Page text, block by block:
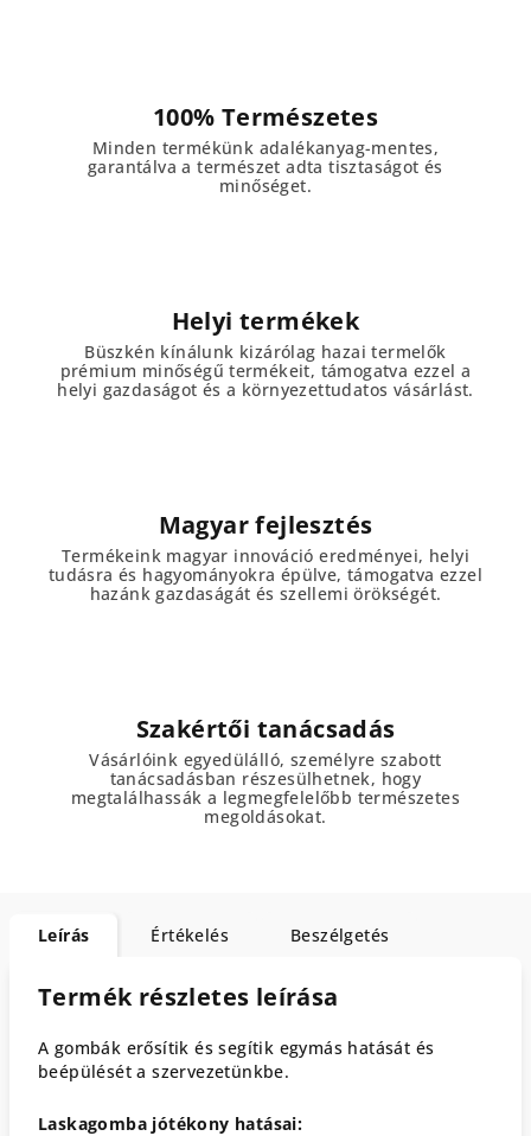
100% Természetes
Minden termékünk adalékanyag-mentes,
garantálva a természet adta tisztaságot és
minőséget.
Helyi termékek
Büszkén kínálunk kizárólag hazai termelők
prémium minőségű termékeit, támogatva ezzel a
helyi gazdaságot és a környezettudatos vásárlást.
Magyar fejlesztés
Termékeink magyar innováció eredményei, helyi
tudásra és hagyományokra épülve, támogatva ezzel
hazánk gazdaságát és szellemi örökségét.
Szakértői tanácsadás
Vásárlóink egyedülálló, személyre szabott
tanácsadásban részesülhetnek, hogy
megtalálhassák a legmegfelelőbb természetes
megoldásokat.
Leírás Értékelés Beszélgetés
Termék részletes leírása
A gombák erősítik és segítik egymás hatását és
beépülését a szervezetünkbe.
Laskagomba jótékony hatásai: